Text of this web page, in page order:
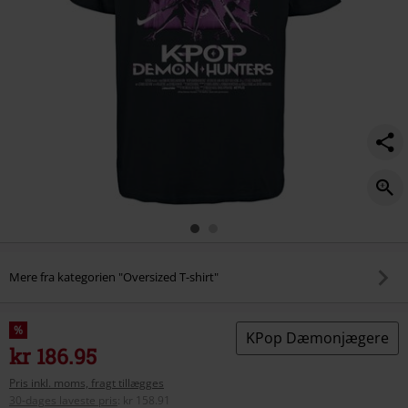
Mere fra kategorien "Oversized T-shirt"
%
kr 186.95
Pris inkl. moms, fragt tillægges
30-dages laveste pris
kr 158.91
KPop Dæmonjægere